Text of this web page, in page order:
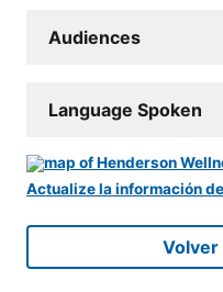
Audiences
Language Spoken
Actualize la información
Volver